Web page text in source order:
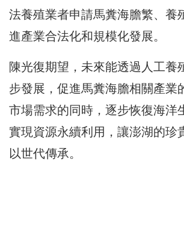
法養殖業者申請馬糞海膽繁、養
進產業合法化和規模化發展。
陳光復期望，未來能透過人工養
步發展，促進馬糞海膽相關產業
市場需求的同時，逐步恢復海洋
實現資源永續利用，讓澎湖的珍
以世代傳承。